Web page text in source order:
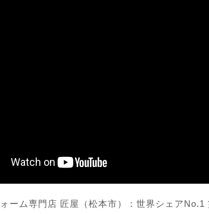
ーム専門店 匠屋（松本市）：世界シェアNo.1